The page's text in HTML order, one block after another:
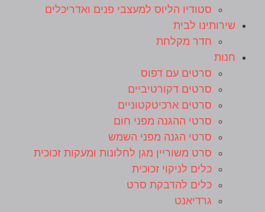
סטודיו הליוס למעצבי פנים ואדריכלים
שירותינו לבית
חדר מקלחת
חנות
סרטים עם דפוס
סרטים דקורטיביים
סרטים ארכיטקטוניים
סרטי ההגנה מפני חום
סרטי הגנה מפני השמש
סרט משוריין מגן לחלונות ומעקות זכוכית
כלים לניקוי זכוכית
כלים להדבקת סרט
גרדיאנט